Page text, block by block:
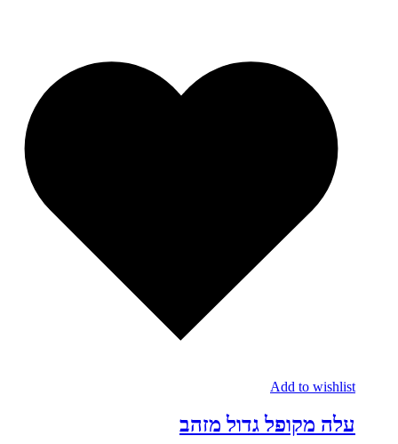
Add to wishlist
עלה מקופל גדול מזהב